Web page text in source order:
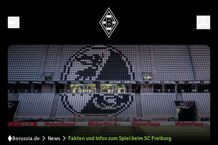
Borussia.de News Fakten und Infos zum Spiel beim SC Freiburg